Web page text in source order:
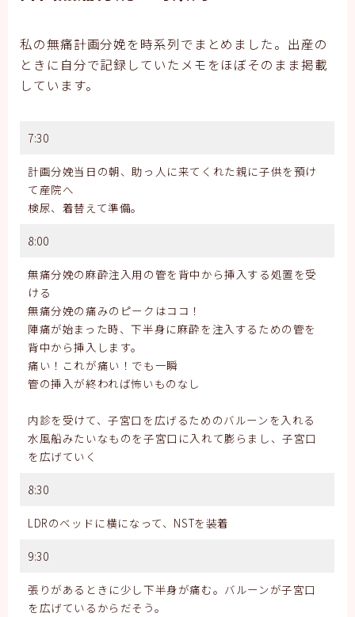
私の無痛計画分娩を時系列でまとめました。出産の
ときに自分で記録していたメモをほぼそのまま掲載
しています。
7:30
計画分娩当日の朝、助っ人に来てくれた親に子供を預け
て産院へ
検尿、着替えて準備。
8:00
無痛分娩の麻酔注入用の管を背中から挿入する処置を受
ける
無痛分娩の痛みのピークはココ！
陣痛が始まった時、下半身に麻酔を注入するための管を
背中から挿入します。
痛い！これが痛い！でも一瞬
管の挿入が終われば怖いものなし
内診を受けて、子宮口を広げるためのバルーンを入れる
水風船みたいなものを子宮口に入れて膨らまし、子宮口
を広げていく
8:30
LDRのベッドに横になって、NSTを装着
9:30
張りがあるときに少し下半身が痛む。バルーンが子宮口
を広げているからだそう。